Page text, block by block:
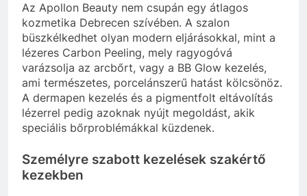
Az Apollon Beauty nem csupán egy átlagos
kozmetika Debrecen szívében. A szalon
büszkélkedhet olyan modern eljárásokkal, mint a
lézeres Carbon Peeling, mely ragyogóvá
varázsolja az arcbőrt, vagy a BB Glow kezelés,
ami természetes, porcelánszerű hatást kölcsönöz.
A dermapen kezelés és a pigmentfolt eltávolítás
lézerrel pedig azoknak nyújt megoldást, akik
speciális bőrproblémákkal küzdenek.
Személyre szabott kezelések szakértő
kezekben